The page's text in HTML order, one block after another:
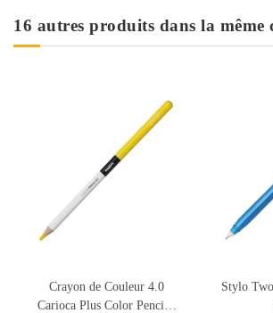
16 autres produits dans la même
Pencil -
Stylo Two-Tone, Bleu Ciel -
Montex